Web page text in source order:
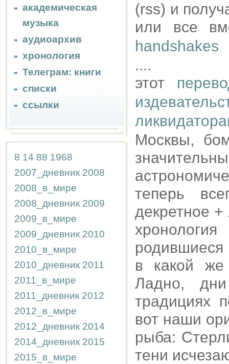
академическая
музыка
аудиоархив
хронология
Телеграм: книги
списки
ссылки
8 14 88 1968
2007_дневник 2008
2008_в_мире
2008_дневник 2009
2009_в_мире
2009_дневник 2010
2010_в_мире
2010_дневник 2011
2011_в_мире
2011_дневник 2012
2012_в_мире
2012_дневник 2014
2014_дневник 2015
2015_в_мире
(rss) и
или все
handshakes
....
этот
Москвы,
теперь
декретное
в какой
Ладно,
традициях
вот наши
рыба:
тени